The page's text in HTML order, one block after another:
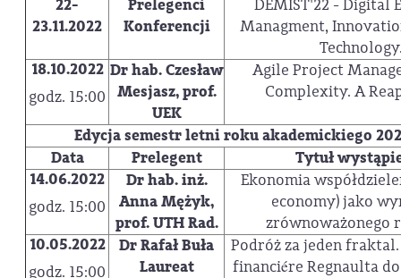
22-
23.11.2022
Prelegenci
Konferencji
DEMIST'22 - Digital
Managment,
18.10.2022
godz. 15:00
Dr hab. Czesław
Mesjasz, prof.
UEK
Agile Project
Complexity. A
Edycja semestr letni roku akademickiego
Data
Prelegent
Tytuł
14.06.2022
godz. 15:00
Dr hab. inż.
Anna Mężyk,
prof. UTH Rad.
Ekonomia
economy) jako
zrównoważonego
10.05.2022
godz. 15:00
Dr Rafał Buła
Laureat
Podróż za jeden
financiére Regnaulta